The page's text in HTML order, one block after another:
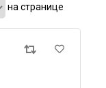
на странице